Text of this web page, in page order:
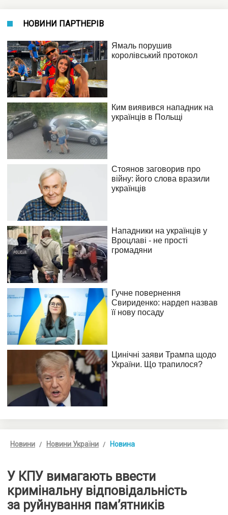
НОВИНИ ПАРТНЕРІВ
Новини Новини України Новина
У КПУ вимагають ввести
кримінальну відповідальність
за руйнування пам’ятників